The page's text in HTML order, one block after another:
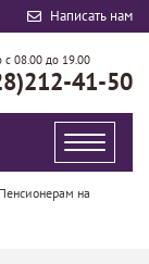
Написать нам
с 08.00 до 19.00
41-50
на